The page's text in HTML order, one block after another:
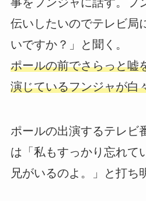
伝いしたいのでテレビ局
いですか？」と聞く。
ポールの前でさらっと嘘
演じているフンジャが白
ポールの出演するテレビ
は「私もすっかり忘れて
兄がいるのよ。」と打ち